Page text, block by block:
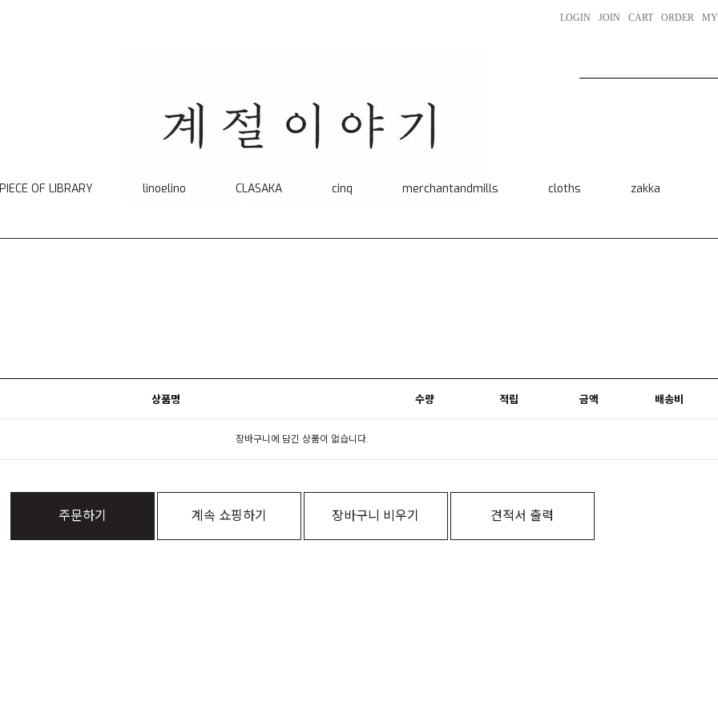
LOGIN JOIN CART ORDER
OF LIBRARY linoelino CLASAKA cinq merchantandmills cloths zakka
상품명 수량 적립 금액 배송비
장바구니에 담긴 상품이 없습니다.
주문하기 계속 쇼핑하기 장바구니 비우기 견적서 출력